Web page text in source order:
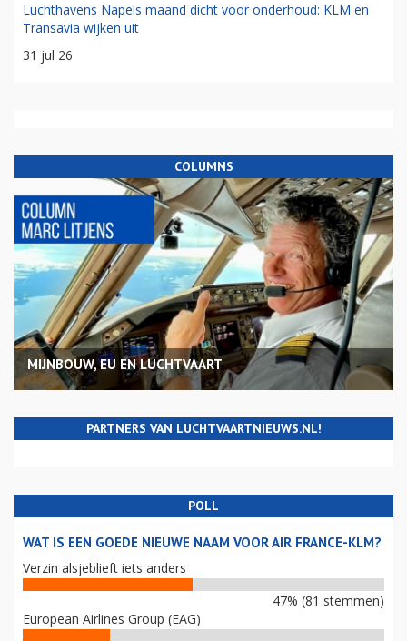
Luchthavens Napels maand dicht voor onderhoud: KLM en
Transavia wijken uit
31 jul 26
COLUMNS
MIJNBOUW, EU EN LUCHTVAART
PARTNERS VAN LUCHTVAARTNIEUWS.NL!
POLL
WAT IS EEN GOEDE NIEUWE NAAM VOOR AIR FRANCE-KLM?
Verzin alsjeblieft iets anders
47% (81 stemmen)
European Airlines Group (EAG)